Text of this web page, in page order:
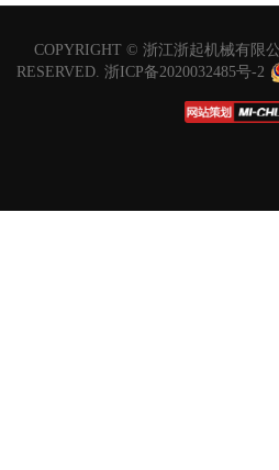
COPYRIGHT © 浙江浙起机械有限
RESERVED. 浙ICP备2020032485号-2